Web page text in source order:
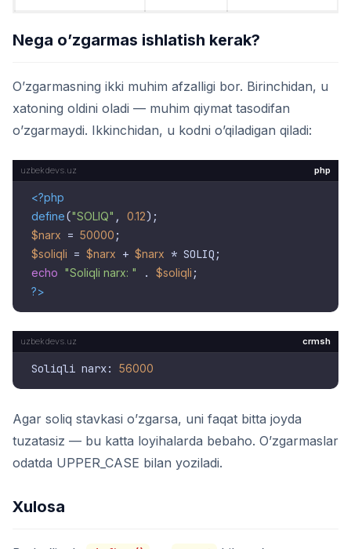
Nega o’zgarmas ishlatish kerak?
O’zgarmasning ikki muhim afzalligi bor. Birinchidan, u
xatoning oldini oladi — muhim qiymat tasodifan
o’zgarmaydi. Ikkinchidan, u kodni o’qiladigan qiladi:
php
<?php
define("SOLIQ" , 0.12
$narx = 50000
$soliqli = $narx + $narx
echo "Soliqli narx: " . $soliqli
?>
crmsh
Soliqli narx: 56000
Agar soliq stavkasi o’zgarsa, uni faqat bitta joyda
tuzatasiz — bu katta loyihalarda bebaho. O’zgarmaslar
odatda UPPER_CASE bilan yoziladi.
Xulosa